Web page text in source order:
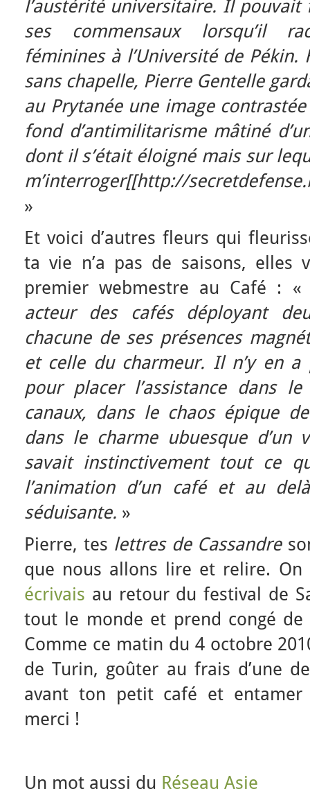
l’austérité universitaire. Il
ses commensaux lorsqu’il
féminines à l’Université de Pékin.
sans chapelle, Pierre Gentelle
au Prytanée une image
fond d’antimilitarisme mâtiné
dont il s’était éloigné mais sur
m’interroger[[http://
»
Et voici d’autres fleurs qui
ta vie n’a pas de saisons, elles
premier webmestre au Café :
acteur des cafés déployant
chacune de ses présences
et celle du charmeur. Il n’y en a
pour placer l’assistance dans
canaux, dans le chaos épique
dans le charme ubuesque d’un
savait instinctivement tout ce
l’animation d’un café et au
séduisante. »
Pierre, tes lettres de Cassandre
que nous allons lire et relire.
écrivais au retour du festival de
tout le monde et prend congé
Comme ce matin du 4 octobre
de Turin, goûter au frais d’une
avant ton petit café et entamer
merci !
Un mot aussi du Réseau Asie